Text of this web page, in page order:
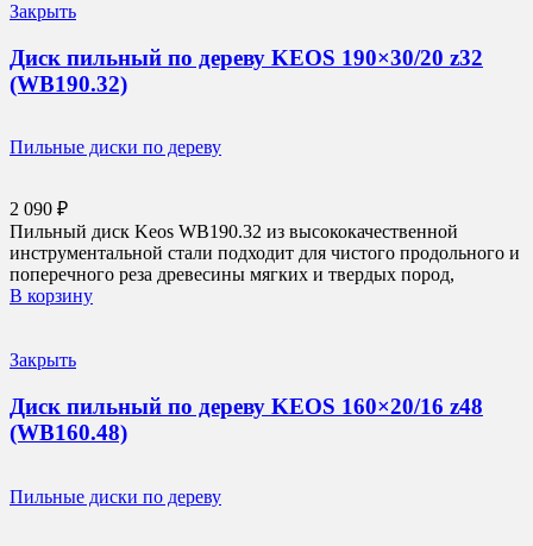
Закрыть
Диск пильный по дереву KEOS 190×30/20 z32
(WB190.32)
Пильные диски по дереву
2 090 ₽
Пильный диск Keos WB190.32 из высококачественной
инструментальной стали подходит для чистого продольного и
поперечного реза древесины мягких и твердых пород,
В корзину
Закрыть
Диск пильный по дереву KEOS 160×20/16 z48
(WB160.48)
Пильные диски по дереву